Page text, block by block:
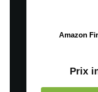
Amazon
Prix